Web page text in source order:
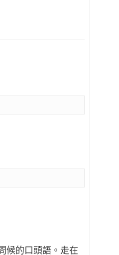
候的口頭語。走在